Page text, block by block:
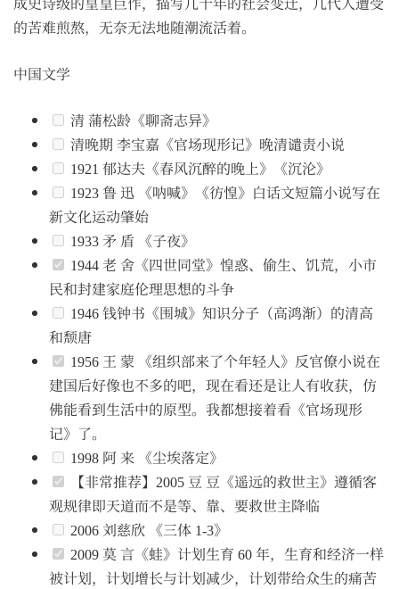
的苦难煎熬，无奈无法地随潮流活着。
中国文学
清 蒲松龄《聊斋志异》
清晚期 李宝嘉《官场现形记》晚清谴责小说
1921 郁达夫《春风沉醉的晚上》《沉沦》
1923 鲁 迅 《呐喊》《彷惶》白话文短篇小说写在
新文化运动肇始
1933 矛 盾 《子夜》
1944 老 舍《四世同堂》惶惑、偷生、饥荒，小市
民和封建家庭伦理思想的斗争
1946 钱钟书《围城》知识分子（高鸿渐）的清高
和颓唐
1956 王 蒙 《组织部来了个年轻人》反官僚小说在
建国后好像也不多的吧，现在看还是让人有收获，仿
佛能看到生活中的原型。我都想接着看《官场现形
记》了。
1998 阿 来 《尘埃落定》
【非常推荐】2005 豆 豆《遥远的救世主》遵循客
观规律即天道而不是等、靠、要救世主降临
2006 刘慈欣 《三体 1-3》
2009 莫 言《蛙》计划生育 60 年，生育和经济一样
被计划，计划增长与计划减少，计划带给众生的痛苦